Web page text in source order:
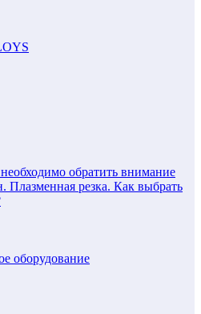
обратить внимание
Плазменная резка. Как выбрать
оборудование